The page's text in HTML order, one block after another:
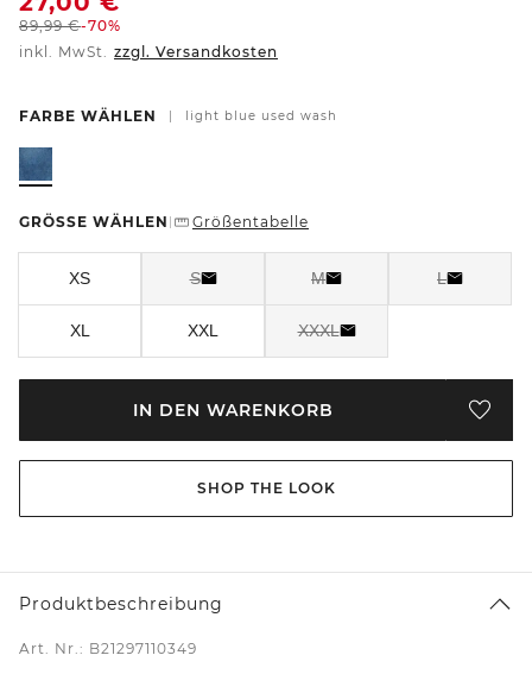
89,99€-70%
inkl. MwSt. zzgl. Versandkosten
FARBE WÄHLEN light blue used wash
GRÖSSE WÄHLEN Größentabelle
XS S M L
XL XXL XXXL
IN DEN WARENKORB
SHOP THE LOOK
Produktbeschreibung
Art. Nr.: B21297110349